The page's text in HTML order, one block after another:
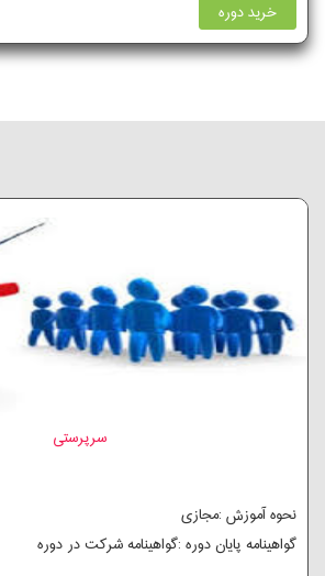
خرید دوره
سرپرستی
نحوه آموزش :مجازی
گواهینامه پایان دوره :گواهینامه شرکت در دوره